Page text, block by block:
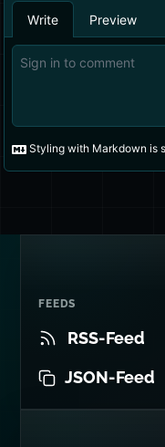
FEEDS
RSS-Feed
JSON-Feed